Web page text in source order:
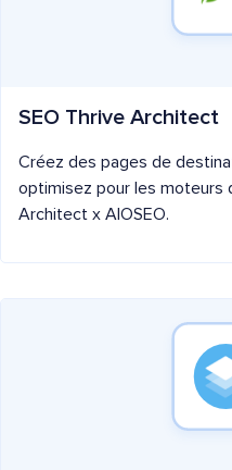
SEO Thrive Architect
Créez des pages de
optimisez pour les moteurs
Architect x AIOSEO.